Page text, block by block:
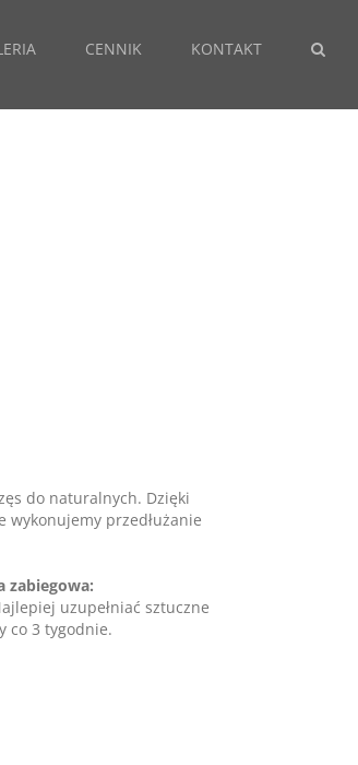
CENNIK KONTAKT
do naturalnych. Dzięki
wykonujemy przedłużanie
zabiegowa:
uzupełniać sztuczne
co 3 tygodnie.